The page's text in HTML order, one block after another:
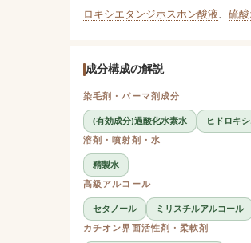
ロキシエタンジホスホン酸液、 硫
成分構成の解説
染毛剤・パーマ剤成分
(有効成分)過酸化水素水
ヒドロキ
溶剤・噴射剤・水
精製水
高級アルコール
セタノール
ミリスチルアルコール
カチオン界面活性剤・柔軟剤